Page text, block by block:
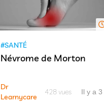
#SANTÉ
Névrome de Morton
Dr
Learnycare
428 vues Il y a